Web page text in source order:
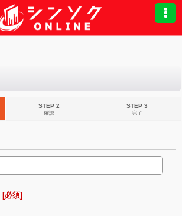
STEP 2
確認
STEP 3
完了
[必須]